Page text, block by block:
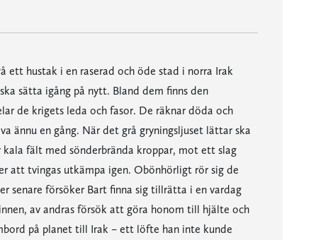
ett hustak i en raserad och öde stad i norra Irak
sätta igång på nytt. Bland dem finns den
de krigets leda och fasor. De räknar döda och
ännu en gång. När det grå gryningsljuset lättar ska
fält med sönderbrända kroppar, mot ett slag
att tvingas utkämpa igen. Obönhörligt rör sig de
senare försöker Bart finna sig tillrätta i en vardag
av andras försök att göra honom till hjälte och
på planet till Irak – ett löfte han inte kunde